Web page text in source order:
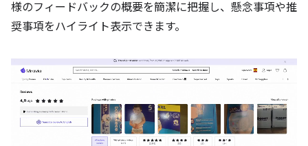
様のフィードバックの概要を簡潔に把握し、懸念事項や推
奨事項をハイライト表示できます。